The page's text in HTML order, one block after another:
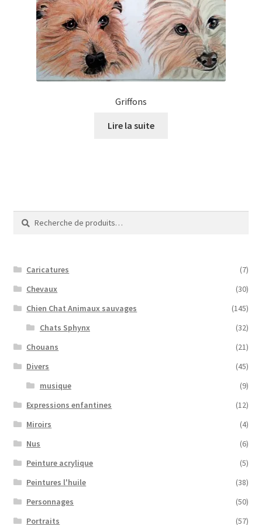
Tarifs
WPMS HTML Sitemap
Griffons
Lire la suite
Recherche
pour :
Recherche
Caricatures
(7)
Chevaux
(30)
Chien Chat Animaux sauvages
(145)
Chats Sphynx
(32)
Chouans
(21)
Divers
(45)
musique
(9)
Expressions enfantines
(12)
Miroirs
(4)
Nus
(6)
Peinture acrylique
(5)
Peintures l'huile
(38)
Personnages
(50)
Portraits
(57)